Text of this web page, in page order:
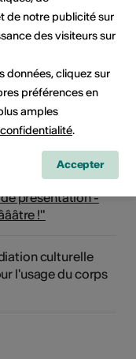
!" - 3H - 4H
- "Au
!" - 5H - 1 1H
présentation -
!"
culturelle
l'usage du corps
de notre publicité sur
des visiteurs sur
données, cliquez sur
préférences en
amples
.
Accepter